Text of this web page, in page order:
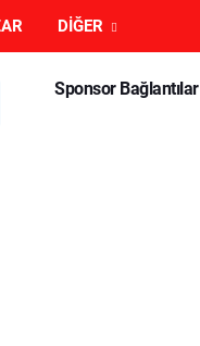
DIĞER
Sponsor Bağlantılar